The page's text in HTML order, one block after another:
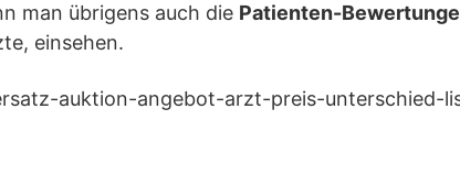
man übrigens auch die Patienten-
einsehen.